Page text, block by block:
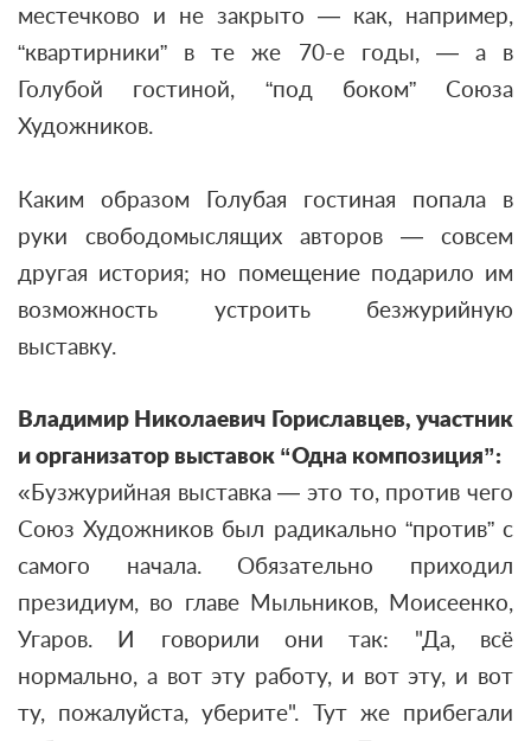
местечково и не закрыто — как, например,
“квартирники” в те же 70-е годы, — а в
Голубой гостиной, “под боком” Союза
Художников.
Каким образом Голубая гостиная попала в
руки свободомыслящих авторов — совсем
другая история; но помещение подарило им
возможность устроить безжурийную
выставку.
Владимир Николаевич Гориславцев, участник
и организатор выставок “Одна композиция”:
«Бузжурийная выставка — это то, против чего
Союз Художников был радикально “против” с
самого начала. Обязательно приходил
президиум, во главе Мыльников, Моисеенко,
Угаров. И говорили они так: "Да, всё
нормально, а вот эту работу, и вот эту, и вот
ту, пожалуйста, уберите". Тут же прибегали